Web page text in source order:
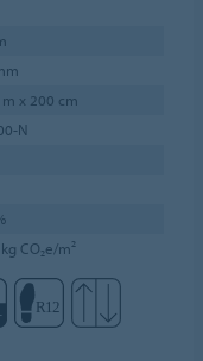
x 200 cm
N
CO₂e/m²